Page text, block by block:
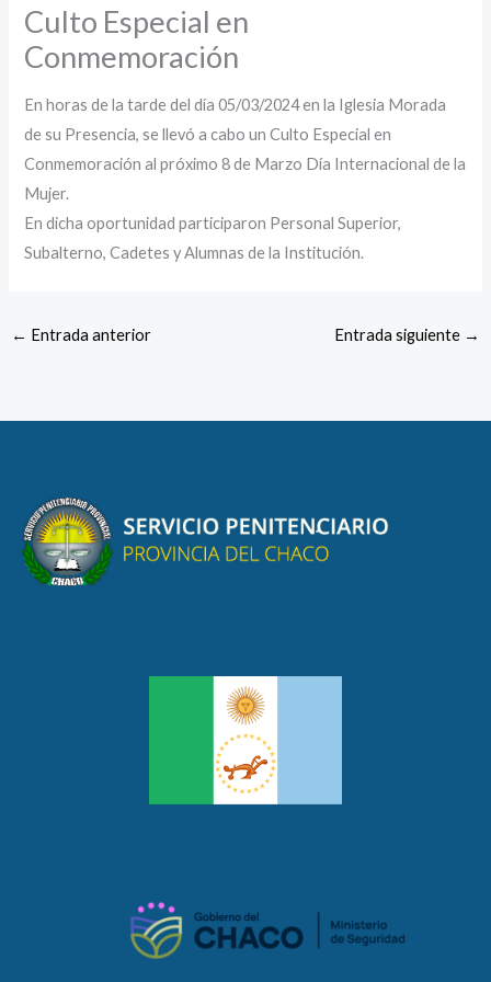
Culto Especial en
Conmemoración
En horas de la tarde del día 05/03/2024 en la Iglesia Morada
de su Presencia, se llevó a cabo un Culto Especial en
Conmemoración al próximo 8 de Marzo Día Internacional de la
Mujer.
En dicha oportunidad participaron Personal Superior,
Subalterno, Cadetes y Alumnas de la Institución.
← Entrada anterior Entrada siguiente →